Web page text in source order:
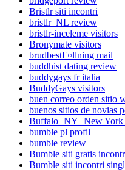
Bristlr siti incontri
bristlr_NL review
bristlr-inceleme visitors
Bronymate visitors
brudbestГ¤llning mail
buddhist dating review
buddygays fr italia
BuddyGays visitors
buen correo orden sitio
buenos sitios de novias
Buffalo+NY+New York
bumble pl profil
bumble review
Bumble siti gratis
Bumble siti incontri